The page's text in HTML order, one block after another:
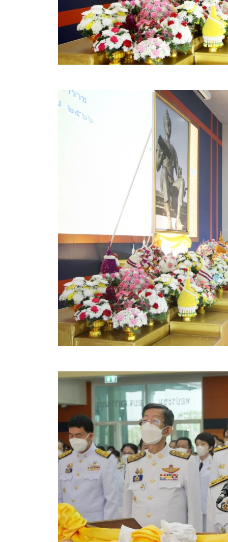
มาตรฐานกำหนดตำแหน่ง
VDO Present
ประกาศแผนการจัดซื้อจัดจ้าง
ประกาศแผนการจัดหาพัสดุ
รายงานผลการจัดซื้อจัดจ้างประจำปีงบประมาณ
สรุปผลการดำเนินงานจัดซื้อจัดจ้างในรอบเดือน (สข
ประกาศผู้ชนะการเสนอราคา
ประกาศเชิญชวนประกวดราคา (e-bidding)
ยกเลิกประกาศเชิญชวน
ยกเลิกประกาศผู้ชนะ
เปลี่ยนแปลงประกาศผู้ชนะ
ประกาศขายทอดตลาดทรัพย์สินประจำปี
ประกาศกำหนดอายุการใช้งานของสินทรัพย์ขององ
คู่มือการปฏิบัติงานฝ่ายทะเบียนพัสดุและทรัพย์สิน
การประเมินความพึงพอใจของการดำเนินงาน อบจ.
ขั้นตอนและวิธีการชำระภาษีฯ
แบบฟอร์มการชำระภาษีฯ